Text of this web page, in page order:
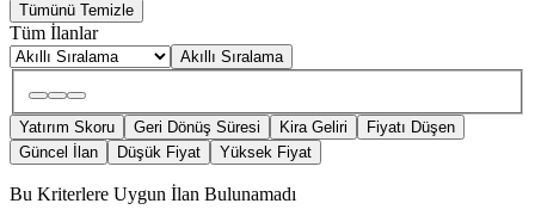
Tümünü Temizle
Tüm İlanlar
Akıllı Sıralama
Yatırım Skoru Geri Dönüş Süresi Kira Geliri
Fiyatı Düşen
Güncel İlan
Düşük Fiyat Yüksek Fiyat
Bu Kriterlere Uygun İlan Bulunamadı